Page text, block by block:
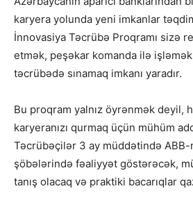
karyera yolunda yeni imkanlar
İnnovasiya Təcrübə Proqramı sizə
etmək, peşəkar komanda ilə
təcrübədə sınamaq imkanı yaradır.
Bu proqram yalnız öyrənmək deyil,
karyeranızı qurmaq üçün mühüm
Təcrübəçilər 3 ay müddətində
şöbələrində fəaliyyət göstərəcək,
tanış olacaq və praktiki bacarıqlar